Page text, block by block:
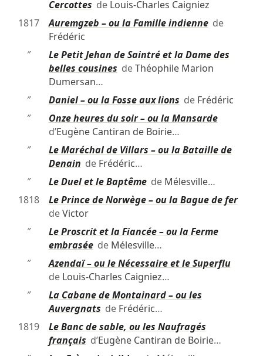
Cercottes de Louis-Charles Caigniez
1817
Auremgzeb – ou la Famille indiennede
Frédéric
″
Le Petit Jehan de Saintré et la Dame des
belles cousines deThéophile Marion
Dumersan…
″
Daniel – ou la Fosse aux lions de Frédéric
″
Onze heures du soir – ou la Mansarde
d’Eugène Cantiran de Boirie…
″
Le Maréchal de Villars – ou la Bataille de
Denain de Frédéric…
″
Le Duel et le Baptêmede Mélesville…
1818
Le Prince de Norwège – ou la Bague de fer
deVictor
″
Le Proscrit et la Fiancée – ou la Ferme
embraséede Mélesville…
″
Azendaï – ou le Nécessaire et le Superflu
de Louis-Charles Caigniez…
″
La Cabane de Montainard – ou les
Auvergnats de Frédéric…
1819
Le Banc de sable, ou les Naufragés
français d’Eugène Cantiran de Boirie…